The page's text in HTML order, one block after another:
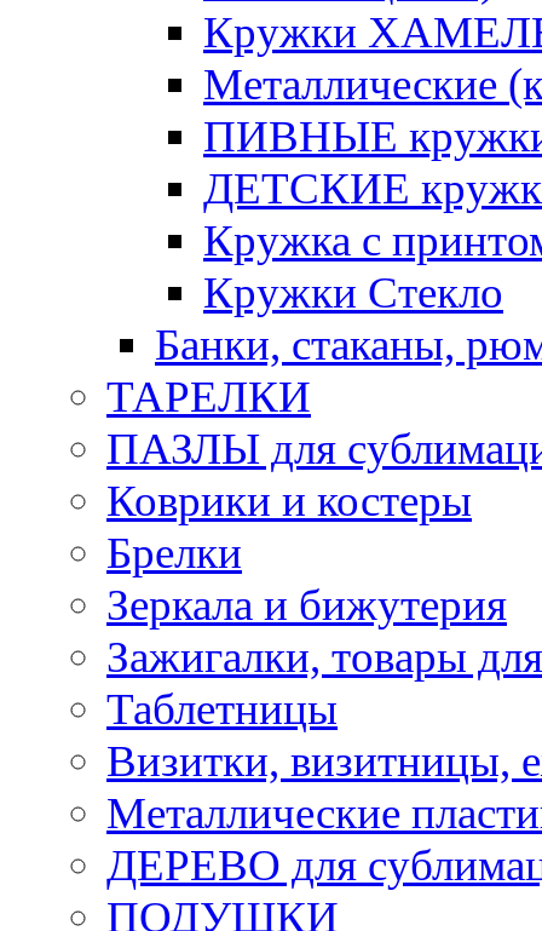
Кружки
Металлические
ПИВНЫЕ
ДЕТСКИЕ
Кружка с
Кружки Стекло
Банки, стаканы,
ТАРЕЛКИ
ПАЗЛЫ для
Коврики и костеры
Брелки
Зеркала и бижутерия
Зажигалки, товары
Таблетницы
Визитки, визитницы,
Металлические
ДЕРЕВО для
ПОДУШКИ